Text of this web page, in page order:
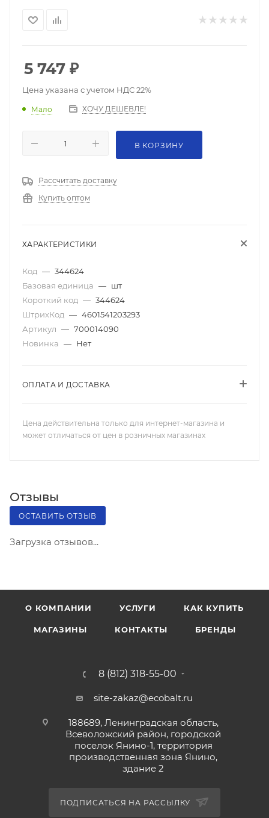
5 747 ₽
Цена указана с учетом НДС 22%
Мало ХОЧУ ДЕШЕВЛЕ!
В КОРЗИНУ
Рассчитать доставку
Купить оптом
ХАРАКТЕРИСТИКИ
Код — 344624
Базовая единица — шт
Короткий код — 344624
ШтрихКод — 4601541203293
Артикул — 700014090
Новинка — Нет
ОПЛАТА И ДОСТАВКА
Цена действительна только для интернет-магазина и
может отличаться от цен в розничных магазинах
Отзывы
ОСТАВИТЬ ОТЗЫВ
Загрузка отзывов...
О КОМПАНИИ УСЛУГИ КАК КУПИТЬ
МАГАЗИНЫ КОНТАКТЫ БРЕНДЫ
8 (812) 318-55-00
site-zakaz@ecobalt.ru
188689, Ленинградская область,
Всеволожский район, городской
поселок Янино-1, территория
производственная зона Янино,
здание 2
ПОДПИСАТЬСЯ НА РАССЫЛКУ